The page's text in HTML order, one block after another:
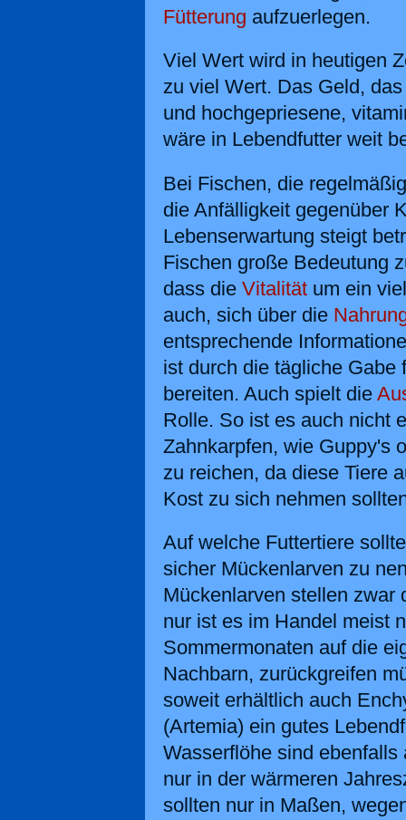
Fütterung aufzuerlegen.
Viel Wert wird in heutigen
zu viel Wert. Das Geld,
und hochgepriesene,
wäre in Lebendfutter weit
Bei Fischen, die
die Anfälligkeit gegenüber
Lebenserwartung steigt
Fischen große Bedeutung
dass die Vitalität um ein
auch, sich über die
entsprechende
ist durch die tägliche Gabe
bereiten. Auch spielt die
Rolle. So ist es auch nicht
Zahnkarpfen, wie Guppy's
zu reichen, da diese Tiere
Kost zu sich nehmen
Auf welche Futtertiere
sicher Mückenlarven zu
Mückenlarven stellen zwar
nur ist es im Handel meist
Sommermonaten auf die
Nachbarn, zurückgreifen
soweit erhältlich auch
(Artemia) ein gutes
Wasserflöhe sind
nur in der wärmeren
sollten nur in Maßen,